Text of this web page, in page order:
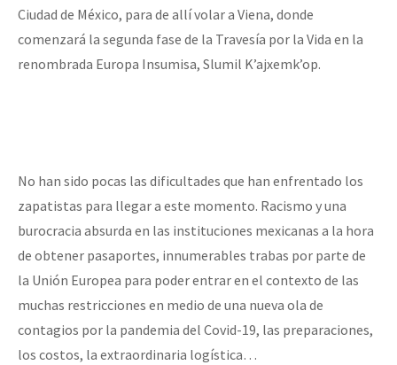
Ciudad de México, para de allí volar a Viena, donde
comenzará la segunda fase de la Travesía por la Vida en la
renombrada Europa Insumisa, Slumil K’ajxemk’op.
No han sido pocas las dificultades que han enfrentado los
zapatistas para llegar a este momento. Racismo y una
burocracia absurda en las instituciones mexicanas a la hora
de obtener pasaportes, innumerables trabas por parte de
la Unión Europea para poder entrar en el contexto de las
muchas restricciones en medio de una nueva ola de
contagios por la pandemia del Covid-19, las preparaciones,
los costos, la extraordinaria logística…